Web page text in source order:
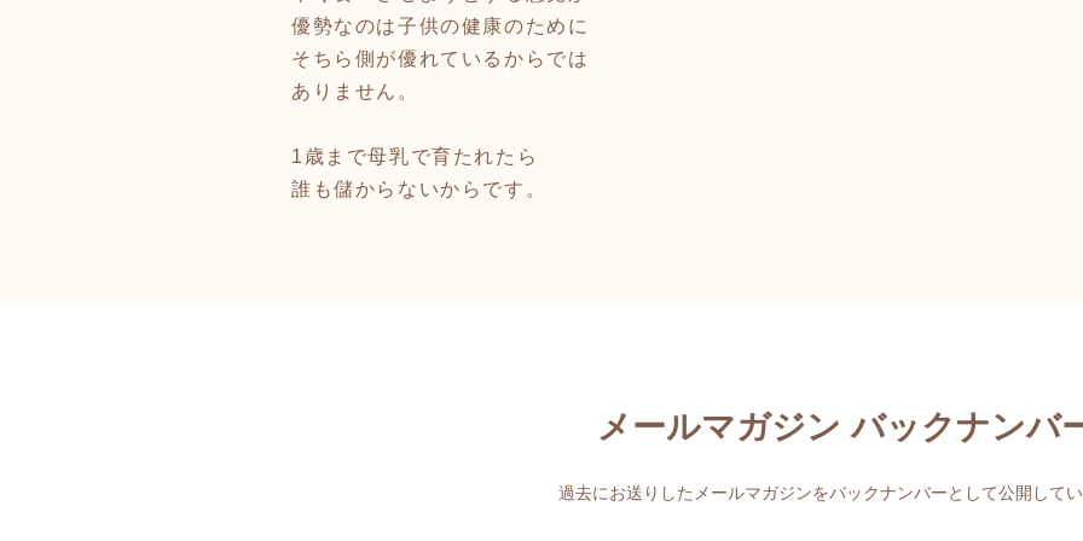
優勢なのは子供の健康のために
そちら側が優れているからでは
ありません。
1歳まで母乳で育たれたら
誰も儲からないからです。
メールマガジン バックナンバ
過去にお送りしたメールマガジンをバックナンバーとして公開してい